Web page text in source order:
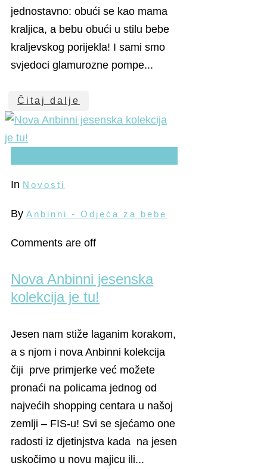
jednostavno: obući se kao mama
kraljica, a bebu obući u stilu bebe
kraljevskog porijekla! I sami smo
svjedoci glamurozne pompe...
Čitaj dalje
In Novosti
By Anbinni - Odjeća za bebe
Comments are off
Nova Anbinni jesenska
kolekcija je tu!
Jesen nam stiže laganim korakom,
a s njom i nova Anbinni kolekcija
čiji prve primjerke već možete
pronaći na policama jednog od
najvećih shopping centara u našoj
zemlji – FIS-u! Svi se sjećamo one
radosti iz djetinjstva kada na jesen
uskočimo u novu majicu ili...